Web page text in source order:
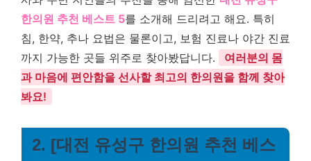
한의원 추천 베스트 5를 소개해 드리려고 해요. 특히
침, 한약, 추나 요법은 물론이고, 보험 진료나 야간 진료
까지 가능한 곳들 위주로 찾아봤답니다.
여러분의 몸
과 마음에 편안함을 선사할 최고의 한의원을 함께 찾아
봐요!
2. [대전 유성구 한의원 추천 베스